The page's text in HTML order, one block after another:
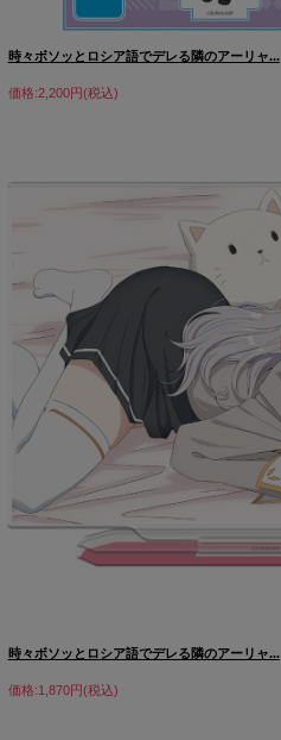
時々ボソッとロシア語でデレる隣のアーリャ...
価格:2,200円(税込)
時々ボソッとロシア語でデレる隣のアーリャ...
価格:1,870円(税込)